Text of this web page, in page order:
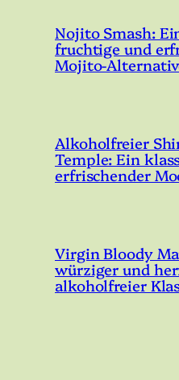
Nojito Smash:
fruchtige und
Mojito-
Alkoholfreier
Temple: Ein
erfrischender
Virgin Bloody
würziger und
alkoholfreier